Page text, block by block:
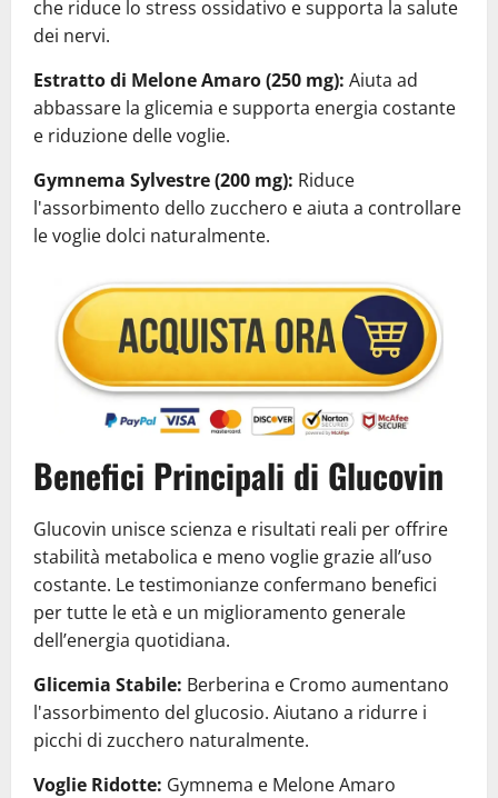
che riduce lo stress ossidativo e supporta la salute
dei nervi.
Estratto di Melone Amaro (250 mg): Aiuta ad
abbassare la glicemia e supporta energia costante
e riduzione delle voglie.
Gymnema Sylvestre (200 mg): Riduce
l'assorbimento dello zucchero e aiuta a controllare
le voglie dolci naturalmente.
Benefici Principali di Glucovin
Glucovin unisce scienza e risultati reali per offrire
stabilità metabolica e meno voglie grazie all’uso
costante. Le testimonianze confermano benefici
per tutte le età e un miglioramento generale
dell’energia quotidiana.
Glicemia Stabile: Berberina e Cromo aumentano
l'assorbimento del glucosio. Aiutano a ridurre i
picchi di zucchero naturalmente.
Voglie Ridotte: Gymnema e Melone Amaro